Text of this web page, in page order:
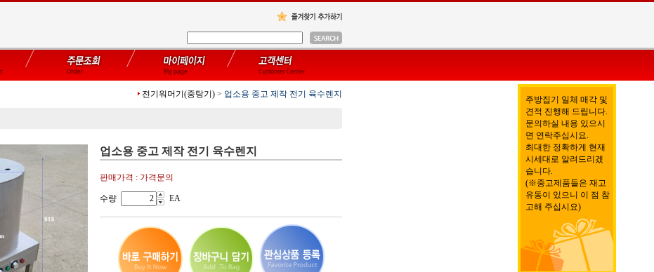
전기워머기(중탕기) > 업소용 중고 제작 전기 육수렌지
업소용 중고 제작 전기 육수렌지
판매가격 : 가격문의
수량 EA
주방집기 일체 매각 및
견적 진행해 드립니다.
문의하실 내용 있으시
면 연락주십시요.
최대한 정확하게 현재
시세대로 알려드리겠
습니다.
(※중고제품들은 재고
유동이 있으니 이 점 참
고해 주십시요)